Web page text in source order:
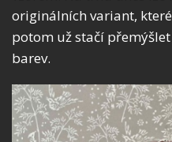
originálních variant,
potom už stačí
barev.